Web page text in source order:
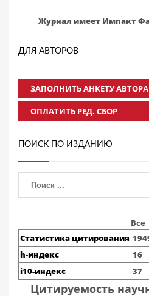
Журнал имеет Импакт
ДЛЯ АВТОРОВ
ЗАПОЛНИТЬ АНКЕТУ АВТОРА
ОПЛАТИТЬ РЕД. СБОР
ПОИСК ПО ИЗДАНИЮ
Все
Статистика цитирования
h-индекс
16
i10-индекс
37
Цитируемость